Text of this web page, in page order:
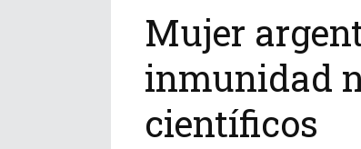
Mujer
inmunidad
científicos